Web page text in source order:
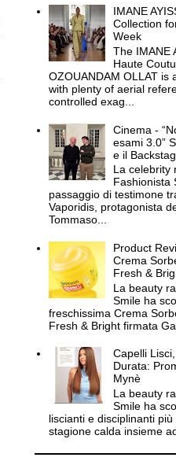
IMANE
Collection
Week
The IMANE
Haute
OZOUANDAM OLLAT is
with plenty of aerial
controlled exag...
Cinema -
esami 3.0”
e il
La celebrity
Fashionista
passaggio di testimone
Vaporidis, protagonista
Tommaso...
Product
Crema
Fresh &
La beauty
Smile ha
freschissima Crema
Fresh & Bright firmata
Capelli
Durata:
Mynè
La beauty
Smile ha
liscianti e disciplinanti
stagione calda insieme ad